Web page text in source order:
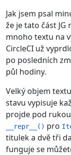
Jak jsem psal
že je tato část
mnoho textu na
CircleCI už
po posledních
půl hodiny.
Velký objem
stavu vypisuje
projde pod
__repr__() pro
titulek a dvě tři
funguje se